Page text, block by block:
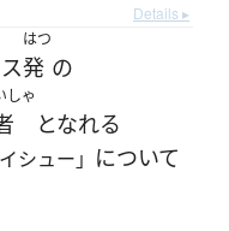
Details ▸
はつ
発 の
しゃ
となれる
シュー」 について